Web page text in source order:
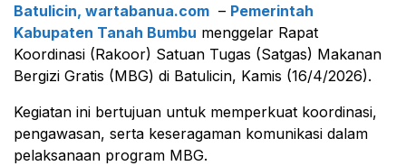
Batulicin, wartabanua.com – Pemerintah
Kabupaten Tanah Bumbu menggelar Rapat
Koordinasi (Rakoor) Satuan Tugas (Satgas) Makanan
Bergizi Gratis (MBG) di Batulicin, Kamis (16/4/2026).
Kegiatan ini bertujuan untuk memperkuat koordinasi,
pengawasan, serta keseragaman komunikasi dalam
pelaksanaan program MBG.